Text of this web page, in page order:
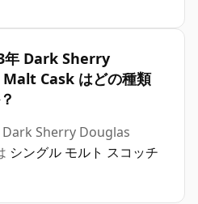
年 Dark Sherry
Cask はどの種類
Sherry Douglas
シングル モルト スコッチ